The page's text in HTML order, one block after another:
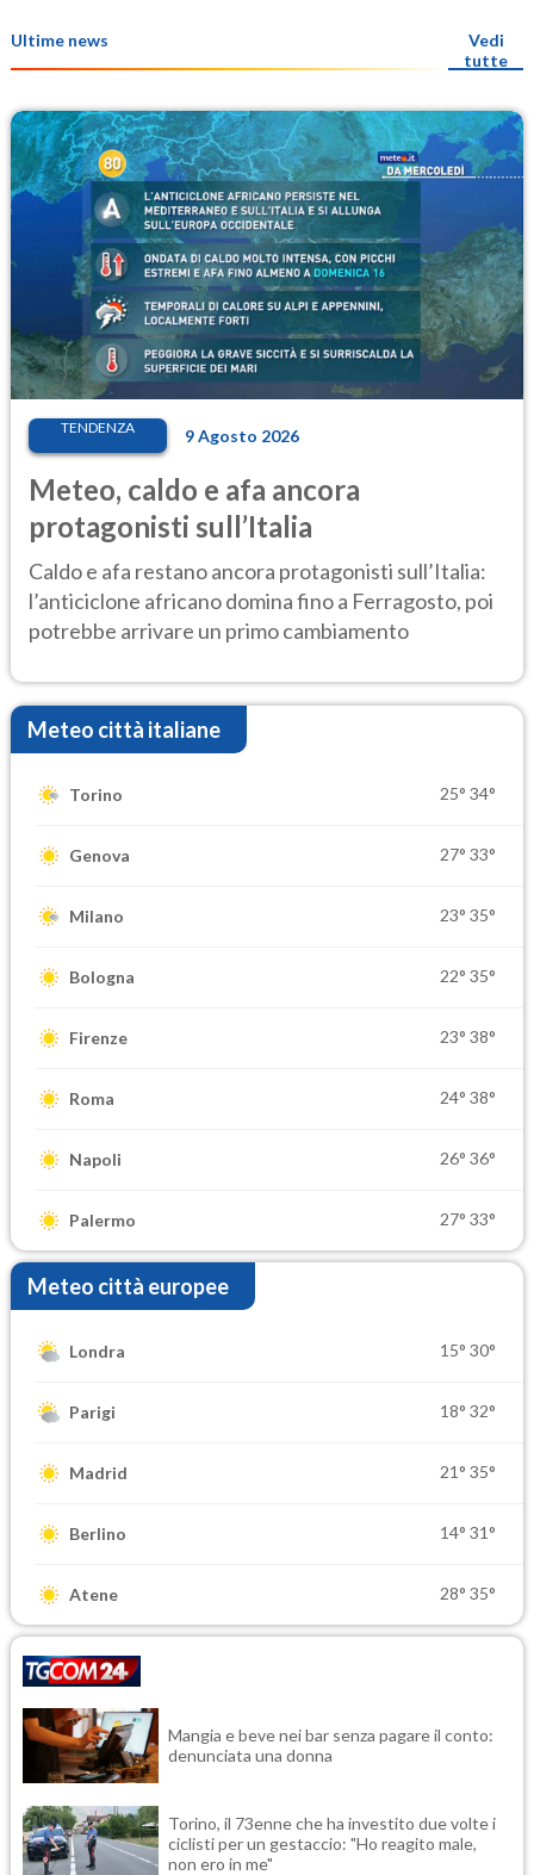
Ultime news
Vedi
tutte
TENDENZA 9 Agosto 2026
Meteo, caldo e afa ancora
protagonisti sull’Italia
Caldo e afa restano ancora protagonisti sull’Italia:
l’anticiclone africano domina fino a Ferragosto, poi
potrebbe arrivare un primo cambiamento
Meteo città italiane
Torino 25° 34°
Genova 27° 33°
Milano 23° 35°
Bologna 22° 35°
Firenze 23° 38°
Roma 24° 38°
Napoli 26° 36°
Palermo 27° 33°
Meteo città europee
Londra 15° 30°
Parigi 18° 32°
Madrid 21° 35°
Berlino 14° 31°
Atene 28° 35°
Mangia e beve nei bar senza pagare il conto:
denunciata una donna
Torino, il 73enne che ha investito due volte i
ciclisti per un gestaccio: "Ho reagito male,
non ero in me"